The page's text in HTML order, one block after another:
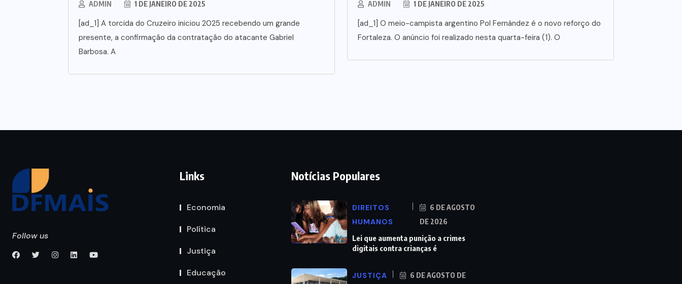
ADMIN 1 DE JANEIRO DE 2025
[ad_1] A torcida do Cruzeiro iniciou 2025 recebendo um grande
presente, a confirmação da contratação do atacante Gabriel
Barbosa. A
ADMIN 1 DE JANEIRO DE 2025
[ad_1] O meio-campista argentino Pol Fernández é o novo reforço do
Fortaleza. O anúncio foi realizado nesta quarta-feira (1). O
Follow us
Links
Economia
Política
Justiça
Educação
Notícias Populares
DIREITOS
HUMANOS
6 DE AGOSTO
DE 2026
Lei que aumenta punição a crimes
digitais contra crianças é
JUSTIÇA 6 DE AGOSTO DE